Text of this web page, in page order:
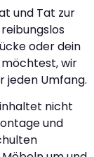
und Tat zur
oder dein
wir
jeden Umfang.
nicht
und